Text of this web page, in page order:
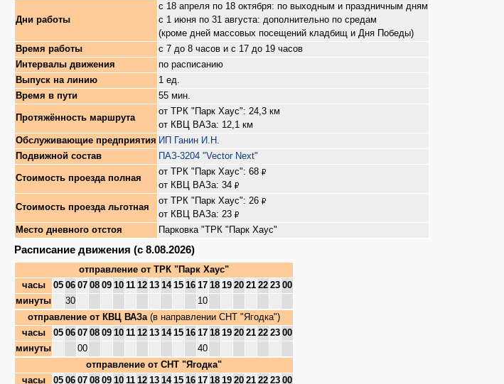
Дни работы
с 18 апреля по 18 октября: по выходным и праздничным дням
с 1 июня по 31 августа: дополнительно по средам
(кроме дней массовых посещений кладбищ и Дня Победы)
Время работы
с 7 до 8 часов и с 17 до 19 часов
Интервалы движения
по расписанию
Выпуск на линию
1 ед.
Время в пути
55 мин.
Протяжённость маршрута
от ТРК "Парк Хаус": 24,3 км
от КВЦ ВАЗа: 12,1 км
Обслуживающие предприятия ИП Ганин И.Н.
Подвижной состав
ПАЗ-3204 "Vector Next"
Стоимость проезда полная
от ТРК "Парк Хаус": 68
от КВЦ ВАЗа: 34
Стоимость проезда льготная
от ТРК "Парк Хаус": 26
от КВЦ ВАЗа: 23
Место дневного отстоя
Парковка "ТРК "Парк Хаус"
Расписание движения (с 8.08.2026)
отправление от ТРК "Парк Хаус"
часы
05 06 07 08 09 10 11 12 13 14 15 16 17 18 19 20 21 22 23 00
минуты
30
10
отправление от КВЦ ВАЗа (в направлении СНТ "Ягодка")
часы
05 06 07 08 09 10 11 12 13 14 15 16 17 18 19 20 21 22 23 00
минуты
00
40
отправление от СНТ "Ягодка"
часы
05 06 07 08 09 10 11 12 13 14 15 16 17 18 19 20 21 22 23 00